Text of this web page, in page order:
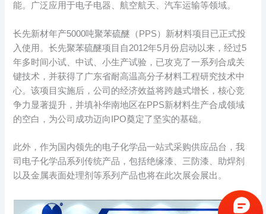
能。广泛应用于电子电器、航空航天、汽车运输等领域。
长先新材年产5000吨聚苯硫醚（PPS）新材料项目已正式投
入使用。长先聚苯硫醚项目自2012年5月份启动以来，经过5
年多时间小试、中试、小生产试验，已攻克了一系列合成关
键技术，并获得了广东省耐高温高分子材料工程研究技术中
心。该项目实施后，公司的经济效益将跨越式增长，核心竞
争力显著提升，并填补华南地区在PPS新材料生产合成领域
的空白，为公司成功迈向IPO奠定了坚实的基础。
此外，作为国内领先的电子化学品一站式采购供应品台，我
司电子化学品系列传统产品，包括绝缘漆、三防漆、助焊剂
以及金属表面处理剂等系列产品也将在此次展会展出。